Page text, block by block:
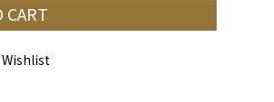
CART